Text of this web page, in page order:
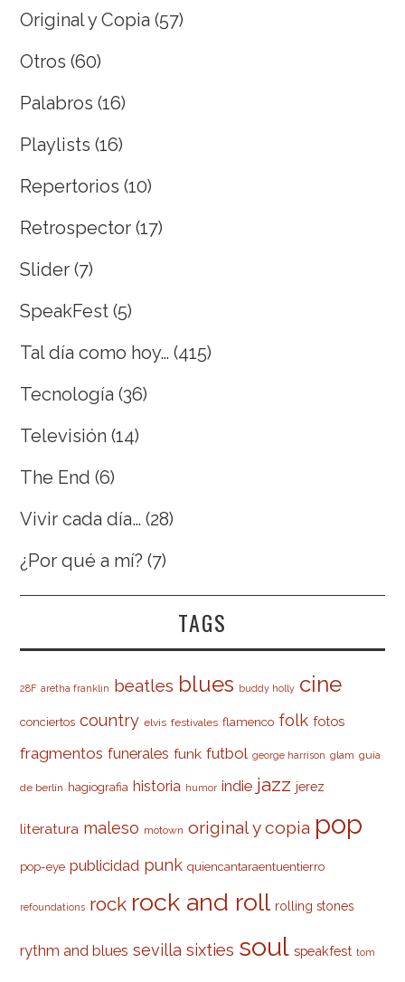
Original y Copia (57)
Otros (60)
Palabros (16)
Playlists (16)
Repertorios (10)
Retrospector (17)
Slider (7)
SpeakFest (5)
Tal día como hoy… (415)
Tecnología (36)
Televisión (14)
The End (6)
Vivir cada día… (28)
¿Por qué a mí? (7)
TAGS
28F aretha franklin beatles blues buddy holly cine
conciertos country elvis festivales flamenco folk fotos
fragmentos funerales funk futbol george harrison glam guía
de berlín hagiografia historia humor indie jazz jerez
literatura maleso motown original y copia pop
pop-eye publicidad punk quiencantaraentuentierro
refoundations rock rock and roll rolling stones
rythm and blues sevilla sixties soul speakfest tom